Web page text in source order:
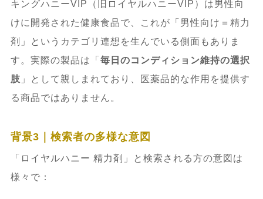
キングハニーVIP（旧ロイヤルハニーVIP）は男性向
けに開発された健康食品で、これが「男性向け＝精力
剤」というカテゴリ連想を生んでいる側面もありま
す。実際の製品は「 毎日のコンディション維持の選択
肢 」として親しまれており、医薬品的な作用を提供す
る商品ではありません。
背景3｜検索者の多様な意図
「ロイヤルハニー 精力剤」と検索される方の意図は
様々で：